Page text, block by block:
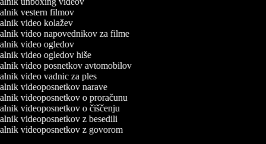
vestern filmov
video kolažev
video napovednikov za filme
video ogledov
video ogledov hiše
video posnetkov avtomobilov
video vadnic za ples
videoposnetkov narave
videoposnetkov o proračunu
videoposnetkov o čiščenju
videoposnetkov z besedili
videoposnetkov z govorom